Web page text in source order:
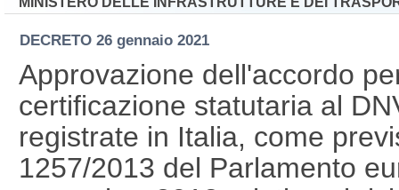
DECRETO 26 gennaio 2021
Approvazione dell'accordo
certificazione statutaria al
registrate in Italia, come
1257/2013 del Parlamento